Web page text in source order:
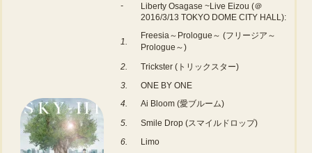
-
Liberty Osagase ~Live Eizou (＠
2016/3/13 TOKYO DOME CITY HALL):
1.
Freesia～Prologue～ (フリージア～
Prologue～)
2.
Trickster (トリックスター)
3.
ONE BY ONE
4.
Ai Bloom (愛ブルーム)
5.
Smile Drop (スマイルドロップ)
6.
Limo